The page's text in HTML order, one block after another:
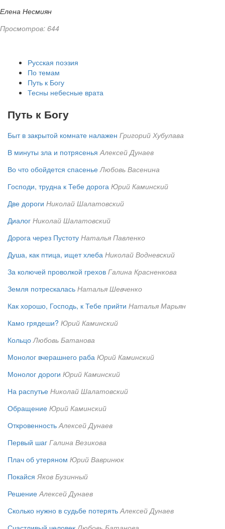
Елена Несмиян
Просмотров: 644
Русская поэзия
По темам
Путь к Богу
Тесны небесные врата
Путь к Богу
Быт в закрытой комнате налажен Григорий Хубулава
В минуты зла и потрясенья Алексей Дунаев
Во что обойдется спасенье Любовь Васенина
Господи, трудна к Тебе дорога Юрий Каминский
Две дороги Николай Шалатовский
Диалог Николай Шалатовский
Дорога через Пустоту Наталья Павленко
Душа, как птица, ищет хлеба Николай Водневский
За колючей проволкой грехов Галина Красненкова
Земля потрескалась Наталья Шевченко
Как хорошо, Господь, к Тебе прийти Наталья Марьян
Камо грядеши? Юрий Каминский
Кольцо Любовь Батанова
Монолог вчерашнего раба Юрий Каминский
Монолог дороги Юрий Каминский
На распутье Николай Шалатовский
Обращение Юрий Каминский
Откровенность Алексей Дунаев
Первый шаг Галина Везикова
Плач об утеряном Юрий Вавринюк
Покайся Яков Бузинный
Решение Алексей Дунаев
Сколько нужно в судьбе потерять Алексей Дунаев